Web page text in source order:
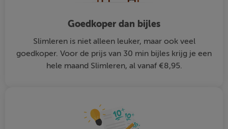
Goedkoper dan bijles
Slimleren is niet alleen leuker, maar ook veel
goedkoper. Voor de prijs van 30 min bijles krijg je een
hele maand Slimleren, al vanaf €8,95.